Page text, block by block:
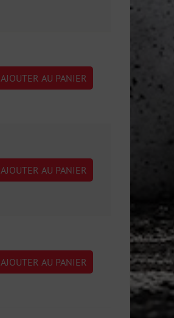
AJOUTER AU PANIER
AJOUTER AU PANIER
AJOUTER AU PANIER